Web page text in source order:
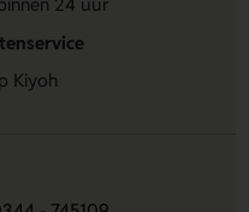
Kiyoh